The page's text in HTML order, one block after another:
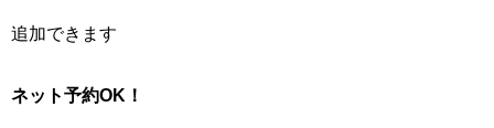
追加できます
ネット予約OK！